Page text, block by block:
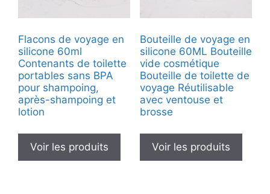
Flacons de voyage en
silicone 60ml
Contenants de toilette
portables sans BPA
pour shampoing,
après-shampoing et
lotion
Voir les produits
Bouteille de voyage en
silicone 60ML Bouteille
vide cosmétique
Bouteille de toilette de
voyage Réutilisable
avec ventouse et
brosse
Voir les produits